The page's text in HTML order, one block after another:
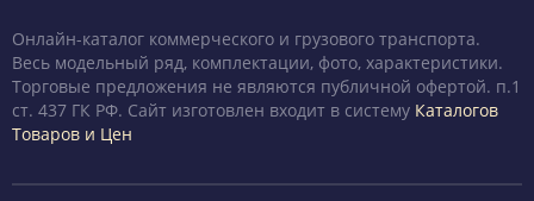
Онлайн-каталог коммерческого и грузового транспорта.
Весь модельный ряд, комплектации, фото, характеристики.
Торговые предложения не являются публичной офертой. п.1
ст. 437 ГК РФ. Сайт изготовлен входит в систему Каталогов
Товаров и Цен